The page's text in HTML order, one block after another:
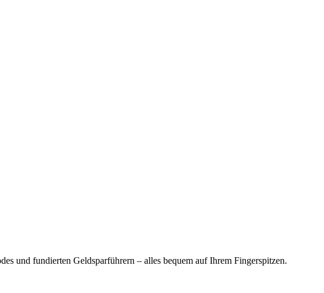
und fundierten Geldsparführern – alles bequem auf Ihrem Fingerspitzen.